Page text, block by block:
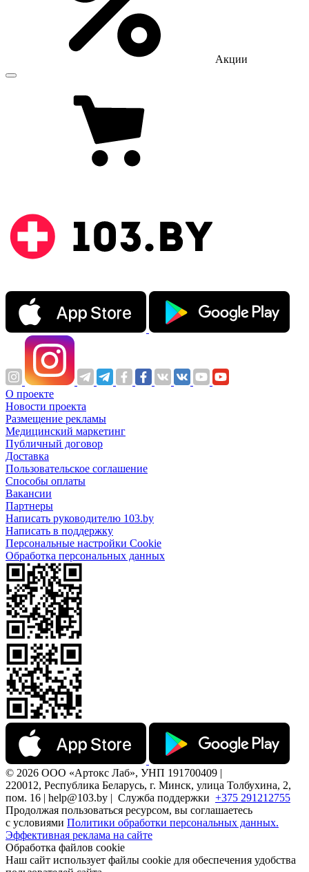
Акции
О проекте
Новости проекта
Размещение рекламы
Медицинский маркетинг
Публичный договор
Доставка
Пользовательское соглашение
Способы оплаты
Вакансии
Партнеры
Написать руководителю 103.by
Написать в поддержку
Персональные настройки Cookie
Обработка персональных данных
© 2026 ООО «Артокс Лаб», УНП 191700409 |
220012, Республика Беларусь, г. Минск, улица Толбухина, 2,
пом. 16 | help@103.by | Служба поддержки +375 291212755
Продолжая пользоваться ресурсом, вы соглашаетесь
с условиями Политики обработки персональных данных.
Эффективная реклама на сайте
Обработка файлов cookie
Наш сайт использует файлы cookie для обеспечения удобства